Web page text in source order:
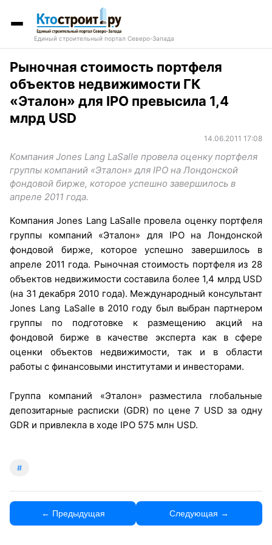
Единый строительный портал Северо-Запада
Рыночная стоимость портфеля
объектов недвижимости ГК
«Эталон» для IPO превысила 1,4
млрд USD
14.06.2011 17:08
Компания Jones Lang LaSalle провела оценку портфеля
группы компаний «Эталон» для IPO на Лондонской
фондовой бирже, которое успешно завершилось в
апреле 2011 года.
Компания Jones Lang LaSalle провела оценку портфеля
группы компаний «Эталон» для IPO на Лондонской
фондовой бирже, которое успешно завершилось в
апреле 2011 года. Рыночная стоимость портфеля из 28
объектов недвижимости составила более 1,4 млрд USD
(на 31 декабря 2010 года). Международный консультант
Jones Lang LaSalle в 2010 году был выбран партнером
группы по подготовке к размещению акций на
фондовой бирже в качестве эксперта как в сфере
оценки объектов недвижимости, так и в области
работы с финансовыми институтами и инвесторами.
Группа компаний «Эталон» разместила глобальные
депозитарные расписки (GDR) по цене 7 USD за одну
GDR и привлекла в ходе IPO 575 млн USD.
#
← Предыдущая Следующая →